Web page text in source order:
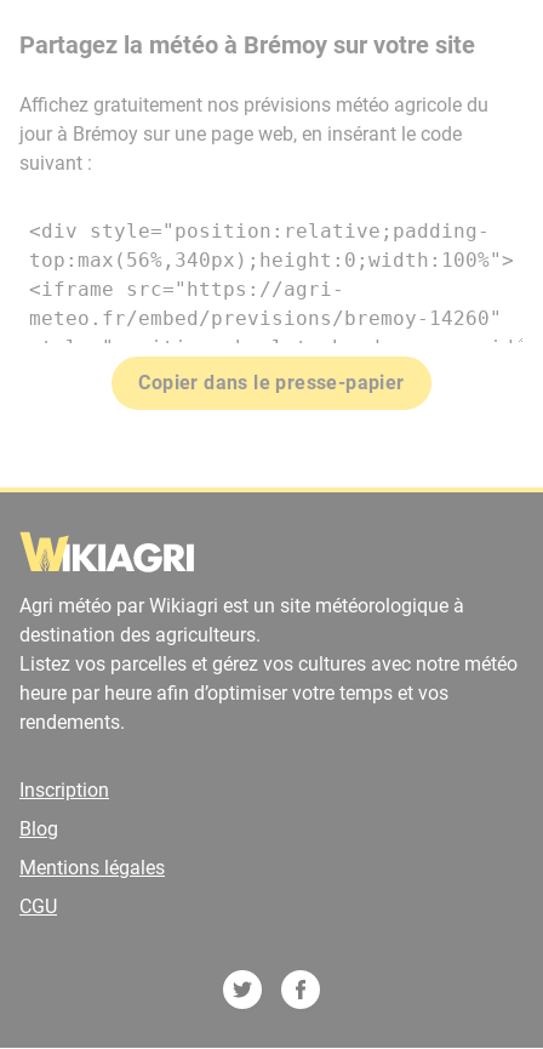
Partagez la météo à Brémoy sur votre site
Affichez gratuitement nos prévisions météo agricole du
jour à Brémoy sur une page web, en insérant le code
suivant :
Copier dans le presse-papier
Agri météo par Wikiagri est un site météorologique à
destination des agriculteurs.
Listez vos parcelles et gérez vos cultures avec notre météo
heure par heure afin d’optimiser votre temps et vos
rendements.
Inscription
Blog
Mentions légales
CGU